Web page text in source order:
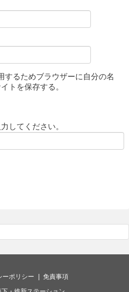
するためブラウザーに自分の名
トを保存する。
してください。
ーポリシー
免責事項